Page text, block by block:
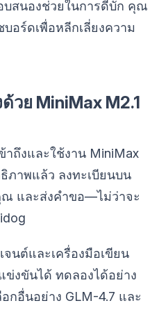
สนองช่วยในการดีบัก คุณ
อร์ดเพื่อหลีกเลี่ยงความ
วย MiniMax M2.1
ถึงและใช้งาน MiniMax
ภาพแล้ว ลงทะเบียนบน
และส่งคำขอ—ไม่ว่าจะ
นต์และเครื่องมือเขียน
งขันได้ ทดลองได้อย่าง
กอื่นอย่าง GLM-4.7 และ